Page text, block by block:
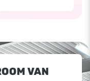
VAN